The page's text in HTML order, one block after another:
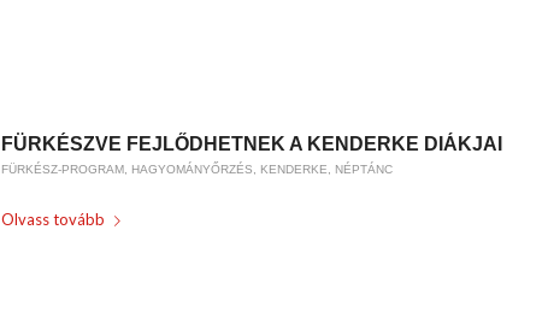
FÜRKÉSZVE FEJLŐDHETNEK A KENDERKE DIÁKJAI
FÜRKÉSZ-PROGRAM HAGYOMÁNYŐRZÉS KENDERKE NÉPTÁNC
Olvass tovább